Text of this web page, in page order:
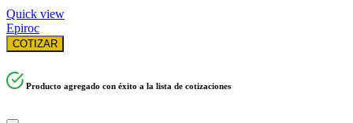
Quick view
Epiroc
COTIZAR
Producto agregado con éxito a la lista de cotizaciones